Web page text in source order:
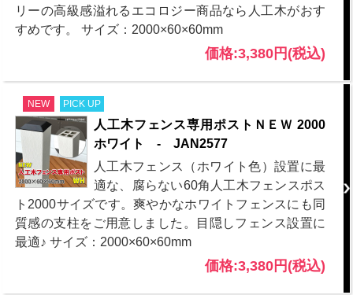
リーの高級感溢れるエコロジー商品なら人工木がおす
すめです。 サイズ：2000×60×60mm
価格:3,380円(税込)
NEW PICK UP
人工木フェンス専用ポストＮＥＷ 2000
ホワイト - JAN2577
人工木フェンス（ホワイト色）設置に最
適な、腐らない60角人工木フェンスポス
ト2000サイズです。爽やかなホワイトフェンスにも同
質感の支柱をご用意しました。目隠しフェンス設置に
最適♪ サイズ：2000×60×60mm
価格:3,380円(税込)